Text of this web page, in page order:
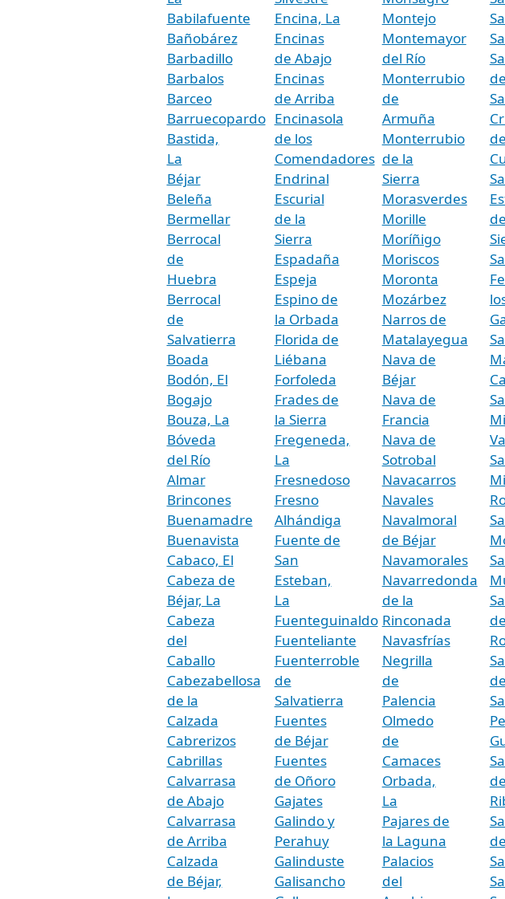
Babilafuente
Bañobárez
Barbadillo
Barbalos
Barceo
Barruecopardo
Bastida,
La
Béjar
Beleña
Bermellar
Berrocal
de
Huebra
Berrocal
de
Salvatierra
Boada
Bodón, El
Bogajo
Bouza, La
Bóveda
del Río
Almar
Brincones
Buenamadre
Buenavista
Cabaco, El
Cabeza de
Béjar, La
Cabeza
del
Caballo
Cabezabellosa
de la
Calzada
Cabrerizos
Cabrillas
Calvarrasa
de Abajo
Calvarrasa
de Arriba
Calzada
de Béjar,
Encina, La
Encinas
de Abajo
Encinas
de Arriba
Encinasola
de los
Comendadores
Endrinal
Escurial
de la
Sierra
Espadaña
Espeja
Espino de
la Orbada
Florida de
Liébana
Forfoleda
Frades de
la Sierra
Fregeneda,
La
Fresnedoso
Fresno
Alhándiga
Fuente de
San
Esteban,
La
Fuenteguinaldo
Fuenteliante
Fuenterroble
de
Salvatierra
Fuentes
de Béjar
Fuentes
de Oñoro
Gajates
Galindo y
Perahuy
Galinduste
Galisancho
Montejo
Montemayor
del Río
Monterrubio
de
Armuña
Monterrubio
de la
Sierra
Morasverdes
Morille
Moríñigo
Moriscos
Moronta
Mozárbez
Narros de
Matalayegua
Nava de
Béjar
Nava de
Francia
Nava de
Sotrobal
Navacarros
Navales
Navalmoral
de Béjar
Navamorales
Navarredonda
de la
Rinconada
Navasfrías
Negrilla
de
Palencia
Olmedo
de
Camaces
Orbada,
La
Pajares de
la Laguna
Palacios
del
de